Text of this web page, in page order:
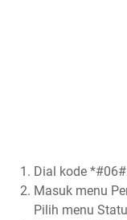
Dial kode
Masuk menu
Pilih menu